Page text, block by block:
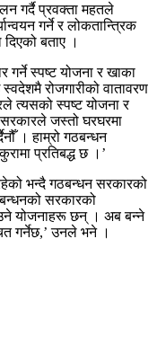
गर्दै प्रवक्ता महतले
गर्ने र लोकतान्त्रिक
बताए ।
गर्ने स्पष्ट योजना र खाका
रोजगारीको वातावरण
त्यसको स्पष्ट योजना र
जस्तो घरघरमा
। हाम्रो गठबन्धन
प्रतिबद्ध छ ।’
भन्दै गठबन्धन सरकारको
सरकारको
योजनाहरू छन् । अब बन्ने
गर्नेछ,’ उनले भने ।